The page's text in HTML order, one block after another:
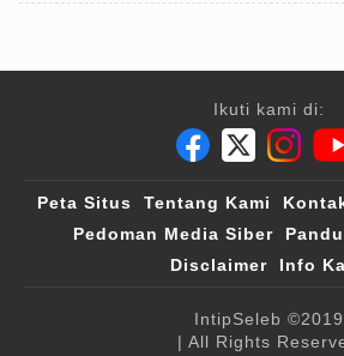
Ikuti kami di:
Peta Situs Tentang Kami
Pedoman Media Siber
Disclaimer
Info
IntipSeleb ©2019
| All Rights